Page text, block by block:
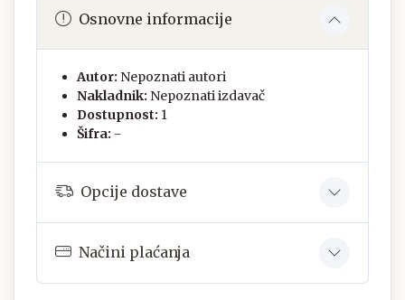
Osnovne informacije
Autor: Nepoznati autori
Nakladnik: Nepoznati izdavač
Dostupnost: 1
Šifra: -
Opcije dostave
Načini plaćanja